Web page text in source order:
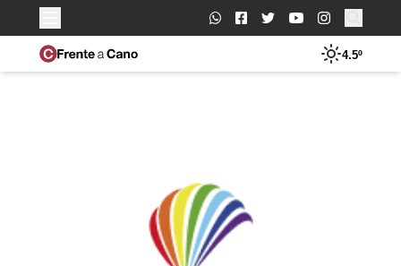
Buscar:
4.5º